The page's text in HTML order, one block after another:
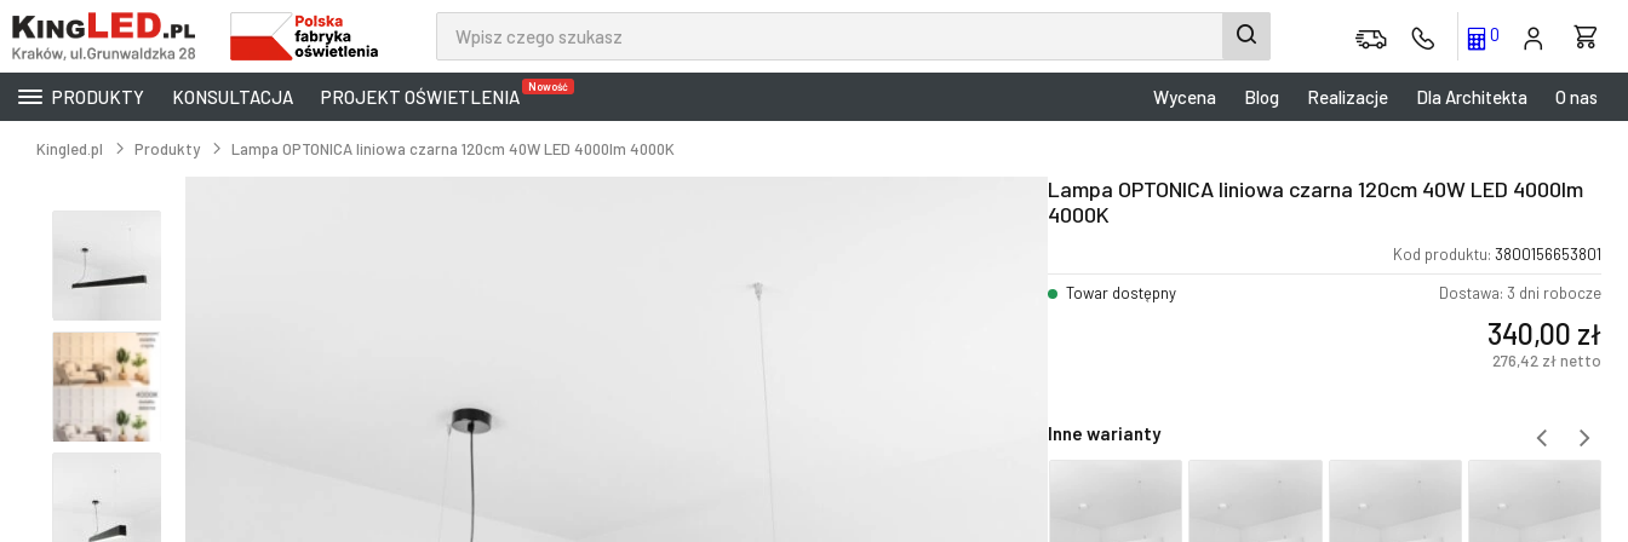
0
PRODUKTY KONSULTACJA PROJEKT OŚWIETLENIA Nowość Wycena Blog Realizacje Dla Architekta O nas
Kingled.pl Produkty Lampa OPTONICA liniowa czarna 120cm 40W LED 4000lm 4000K
Lampa OPTONICA liniowa czarna 120cm 40W LED 4000lm
4000K
Kod produktu: 3800156653801
Towar dostępny
Dostawa: 3 dni robocze
340,00 zł
276,42 złnetto
Inne warianty